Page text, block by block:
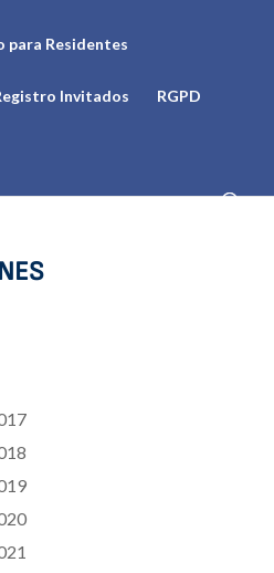
para Residentes
Invitados RGPD